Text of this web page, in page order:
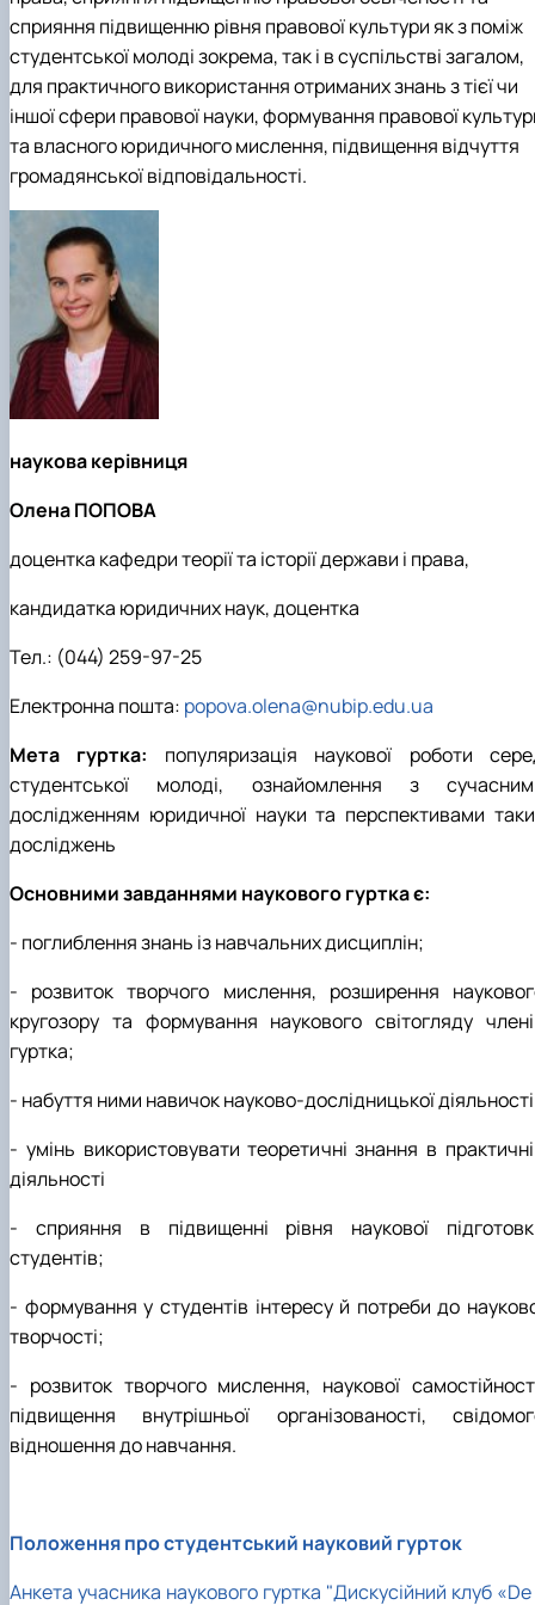
сприяння підвищенню рівня правової культури як з поміж
студентської молоді зокрема, так і в суспільстві загалом,
для практичного використання отриманих знань з тієї чи
іншої сфери правової науки, формування правової
та власного юридичного мислення, підвищення відчуття
громадянської відповідальності.
наукова керівниця
Олена ПОПОВА
доцентка кафедри теорії та історії держави і права,
кандидатка юридичних наук, доцентка
Тел.: (044) 259-97-25
Електронна пошта: popova.olena@nubip.edu.ua
Мета гуртка: популяризація наукової роботи
студентської молоді, ознайомлення з
дослідженням юридичної науки та перспективами
досліджень
Основними завданнями наукового гуртка є:
- поглиблення знань із навчальних дисциплін;
- розвиток творчого мислення, розширення
кругозору та формування наукового світогляду
гуртка;
- набуття ними навичок науково-дослідницької
- умінь використовувати теоретичні знання в
діяльності
- сприяння в підвищенні рівня наукової
студентів;
- формування у студентів інтересу й потреби до
творчості;
- розвиток творчого мислення, наукової
підвищення внутрішньої організованості,
відношення до навчання.
Положення про студентський науковий гурток
Анкета учасника наукового гуртка "Дискусійний клуб «De